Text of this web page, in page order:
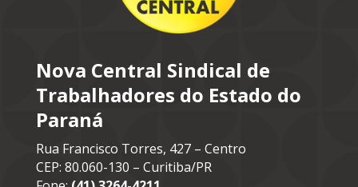
Nova Central Sindical de
Trabalhadores do Estado do
Paraná
Rua Francisco Torres, 427 – Centro
CEP: 80.060-130 – Curitiba/PR